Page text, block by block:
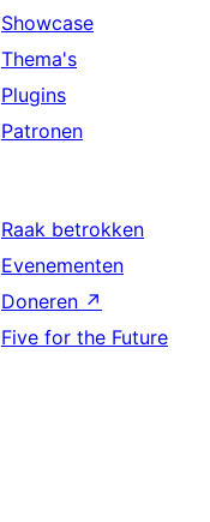
Showcase
Thema's
Plugins
Patronen
Raak betrokken
Evenementen
Doneren ↗
Five for the Future